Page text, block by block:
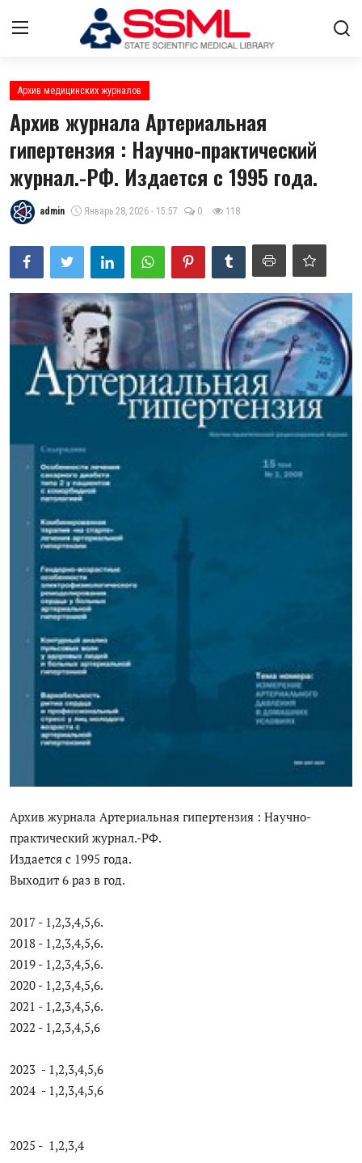
Авторизоваться
Главная
О нас
Архив журналов Узбекистана
Контакты
Лента
Стратегический план развития
Цифровые коллекции
ГНМБ
История здравоохранения Узбекистана
Периодические издания
Фотогалерея
Медики Узбекистана
ВАК
PDF-translator
Статистика
Проблемы Арала
Антикоррупция
Архив медицинских журналов
Архив журнала Артериальная
гипертензия : Научно-практический
журнал.-РФ. Издается с 1995 года.
admin Январь 28, 2026 - 15:57 0 118
Архив журнала Артериальная гипертензия : Научно-
практический журнал.-РФ.
Издается с 1995 года.
Выходит 6 раз в год.
2017 - 1,2,3,4,5,6.
2018 - 1,2,3,4,5,6.
2019 - 1,2,3,4,5,6.
2020 - 1,2,3,4,5,6.
2021 - 1,2,3,4,5,6.
2022 - 1,2,3,4,5,6
2023 - 1,2,3,4,5,6
2024 - 1,2,3,4,5,6
2025 - 1,2,3,4